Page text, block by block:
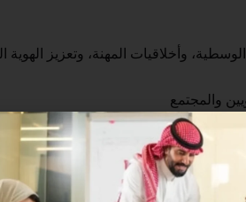
وأخلاقيات المهنة، وتعزيز الهوية
والمجتمع
وطرق تدريسه